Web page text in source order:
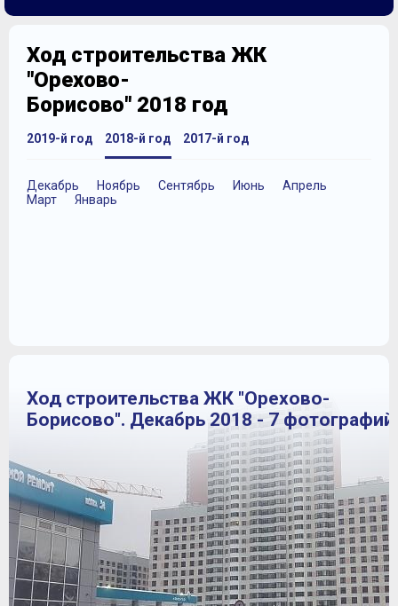
Ход строительства ЖК
"Орехово-
Борисово" 2018 год
2019-й год 2018-й год
Декабрь Ноябрь Сентябрь Июнь
Апрель
Март
Январь
2017-й год
Ход строительства ЖК "Орехово-
Борисово". Декабрь 2018 - 7 фотографий